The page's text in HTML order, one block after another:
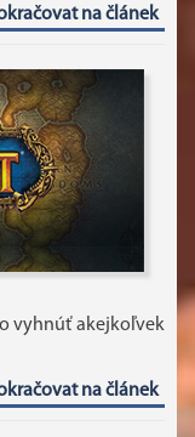
na článek
vyhnúť akejkoľvek
na článek